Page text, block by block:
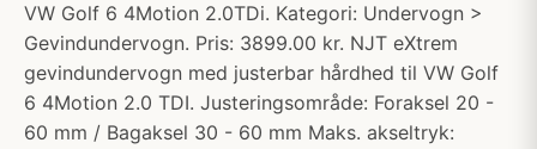
VW Golf 6 4Motion 2.0TDi. Kategori: Undervogn >
Gevindundervogn. Pris: 3899.00 kr. NJT eXtrem
gevindundervogn med justerbar hårdhed til VW Golf
6 4Motion 2.0 TDI. Justeringsområde: Foraksel 20 -
60 mm / Bagaksel 30 - 60 mm Maks. akseltryk: